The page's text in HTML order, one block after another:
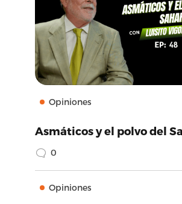
Opiniones
Asmáticos y el polvo del
0
Opiniones